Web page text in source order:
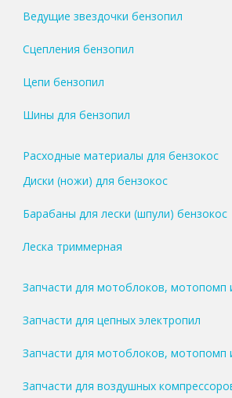
Ведущие звездочки бензопил
Сцепления бензопил
Цепи бензопил
Шины для бензопил
Расходные материалы для бензокос
Диски (ножи) для бензокос
Барабаны для лески (шпули) бензокос
Леска триммерная
Запчасти для мотоблоков, мотопомп
Запчасти для цепных электропил
Запчасти для мотоблоков, мотопомп
Запчасти для воздушных